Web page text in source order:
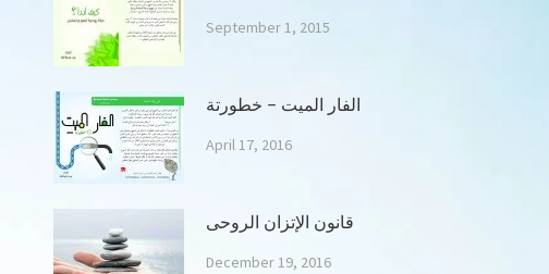
September 1, 2015
الفار الميت – خطورتة
April 17, 2016
قانون الإتزان الروحى
December 19, 2016